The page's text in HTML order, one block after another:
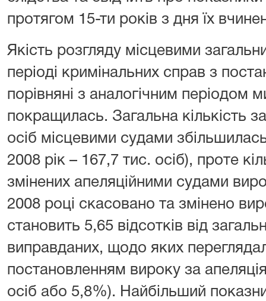
протягом 15-ти років з дня їх
Якість розгляду місцевими
періоді кримінальних справ з
порівняні з аналогічним періодом
покращилась. Загальна кількість
осіб місцевими судами
2008 рік – 167,7 тис. осіб), проте
змінених апеляційними судами
2008 році скасовано та змінено
становить 5,65 відсотків від
виправданих, щодо яких
постановленням вироку за
осіб або 5,8%). Найбільший